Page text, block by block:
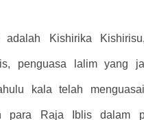
adalah Kishirika
penguasa lalim yang
kala telah
para Raja Iblis dalam